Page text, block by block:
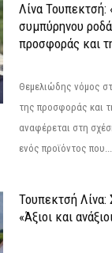
Λίνα Τουπεκτσή:
συμπύρηνου
προσφοράς και
Θεμελιώδης νόμος
της προσφοράς και
αναφέρεται στη
ενός προϊόντος που...
Τουπεκτσή
«Άξιοι και